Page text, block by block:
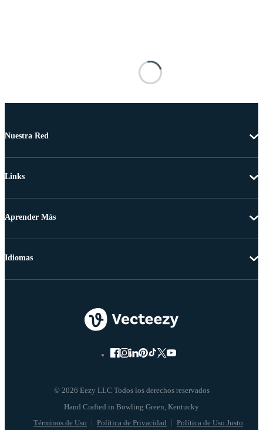
Nuestra Red
Links
Aprender Más
© 2026 Eezy LLC Todos los derechos reservados
Términos de Uso Política de Privacidad Política de Uso Justo
Idiomas